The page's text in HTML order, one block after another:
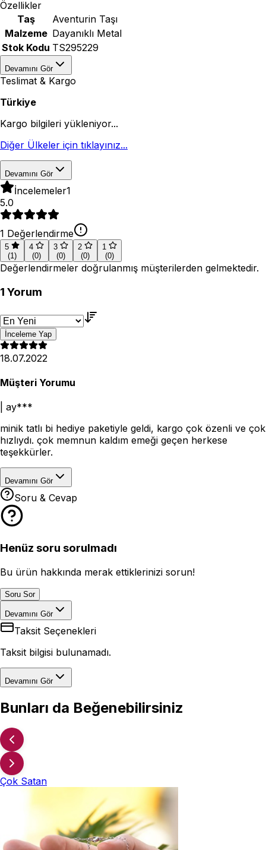
Özellikler
Taş
Aventurin Taşı
Malzeme Dayanıklı Metal
Stok Kodu TS295229
Devamını Gör
Teslimat & Kargo
Türkiye
Kargo bilgileri yükleniyor...
Diğer Ülkeler için tıklayınız...
Devamını Gör
İncelemeler1
5.0
1 Değerlendirme
5
(1)
4
(0)
3
(0)
2
(0)
1
(0)
Değerlendirmeler doğrulanmış müşterilerden gelmektedir.
1 Yorum
İnceleme Yap
18.07.2022
Müşteri Yorumu
ay***
minik tatlı bi hediye paketiyle geldi, kargo çok özenli ve çok
hızlıydı. çok memnun kaldım emeği geçen herkese
teşekkürler.
Devamını Gör
Soru & Cevap
Henüz soru sorulmadı
Bu ürün hakkında merak ettiklerinizi sorun!
Soru Sor
Devamını Gör
Taksit Seçenekleri
Taksit bilgisi bulunamadı.
Devamını Gör
Bunları da Beğenebilirsiniz
Çok Satan